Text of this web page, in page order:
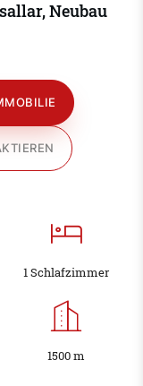
Neubau
1 Schlafzimmer
1500 m